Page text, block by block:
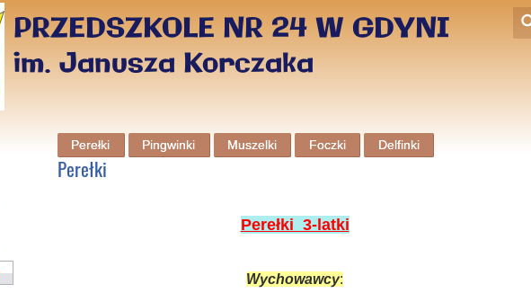
PRZEDSZKOLE NR 24 W GDYNI
im. Janusza Korczaka
Perełki Pingwinki Muszelki Foczki Delfinki
Perełki
Perełki 3-latki
Wychowawcy: